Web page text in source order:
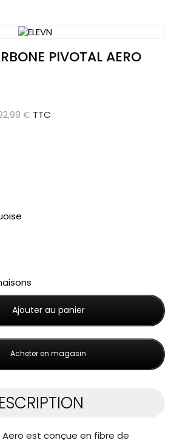
PIVOTAL AERO
€ TTC
Ajouter au panier
Acheter en magasin
Aero est conçue en fibre de